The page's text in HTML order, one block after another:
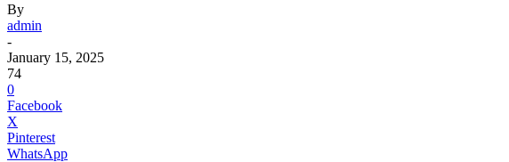
By
admin
-
January 15, 2025
74
0
Facebook
X
Pinterest
WhatsApp